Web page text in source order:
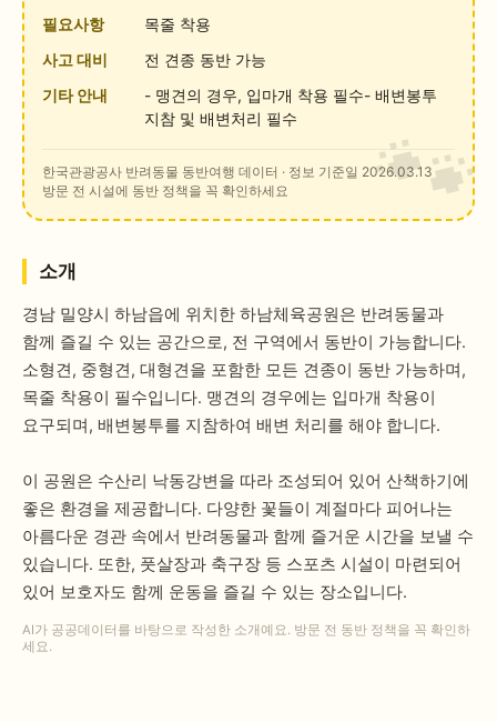
필요사항
목줄 착용
사고 대비
전 견종 동반 가능
기타 안내
- 맹견의 경우, 입마개 착용 필수- 배변봉투
지참 및 배변처리 필수
한국관광공사 반려동물 동반여행 데이터 · 정보 기준일 2026.03.13
방문 전 시설에 동반 정책을 꼭 확인하세요
소개
경남 밀양시 하남읍에 위치한 하남체육공원은 반려동물과
함께 즐길 수 있는 공간으로, 전 구역에서 동반이 가능합니다.
소형견, 중형견, 대형견을 포함한 모든 견종이 동반 가능하며,
목줄 착용이 필수입니다. 맹견의 경우에는 입마개 착용이
요구되며, 배변봉투를 지참하여 배변 처리를 해야 합니다.
이 공원은 수산리 낙동강변을 따라 조성되어 있어 산책하기에
좋은 환경을 제공합니다. 다양한 꽃들이 계절마다 피어나는
아름다운 경관 속에서 반려동물과 함께 즐거운 시간을 보낼 수
있습니다. 또한, 풋살장과 축구장 등 스포츠 시설이 마련되어
있어 보호자도 함께 운동을 즐길 수 있는 장소입니다.
AI가 공공데이터를 바탕으로 작성한 소개예요. 방문 전 동반 정책을 꼭 확인하
세요.